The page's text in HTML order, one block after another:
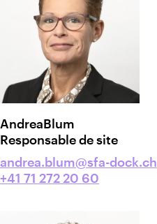
AndreaBlum
Responsable de site
andrea.blum@sfa-dock.ch
+41 71 272 20 60